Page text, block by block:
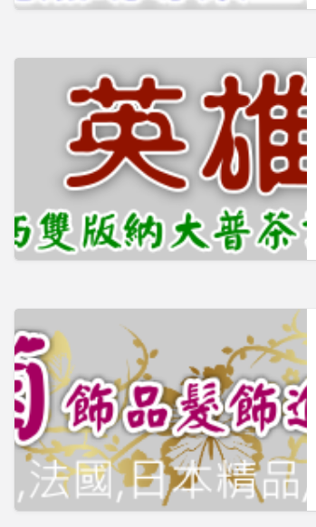
廠
t5t8led.com.tw
洱
茶
熟
潽
洱
茶
禮
盒
與
普
茶
茵
飾
品
批
發，
飾
品
工